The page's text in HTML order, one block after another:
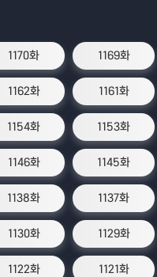
1170화 1169화
1162화 1161화
1154화 1153화
1146화 1145화
1138화 1137화
1130화 1129화
1122화 1121화